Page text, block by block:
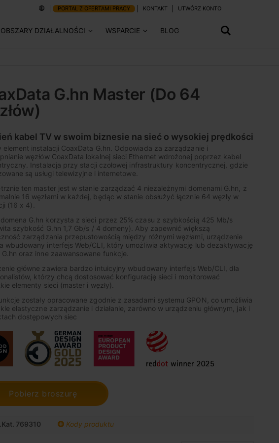
PORTAL Z OFERTAMI PRACY KONTAKT UTWÓRZ KONTO
OBSZARY DZIAŁALNOŚCI WSPARCIE BLOG
G.hn Master (Do 64
kabel TV w swoim biznesie na sieć o wysokiej prędkości
element instalacji CoaxData G.hn. Odpowiada za zarządzanie i
węzłów CoaxData lokalnej sieci Ethernet wdrożonej poprzez kabel
Instalacja przy stacji czołowej infrastruktury koncentrycznej, gdzie
są usługi telewizyjne i internetowe.
ten master jest w stanie zarządzać 4 niezależnymi domenami G.hn, z
16 węzłami w każdej, będąc w stanie obsłużyć łącznie 64 węzły w
(16 x 4).
G.hn korzysta z sieci przez 25% czasu z szybkością 425 Mb/s
szybkość G.hn 1,7 Gb/s / 4 domeny). Aby zapewnić większą
zarządzania przepustowością między różnymi węzłami, urządzenie
wbudowany interfejs Web/CLI, który umożliwia aktywację lub dezaktywację
G.hn oraz inne zaawansowane funkcje.
główne zawiera bardzo intuicyjny wbudowany interfejs Web/CLI, dla
którzy chcą dostosować konfigurację sieci i monitorować
elementy sieci (master i węzły).
zostały opracowane zgodnie z zasadami systemu GPON, co umożliwia
elastyczne zarządzanie i działanie, zarówno w urządzeniu głównym, jak i
dostępowych siec
Pobierz broszurę
769310 Kody produktu